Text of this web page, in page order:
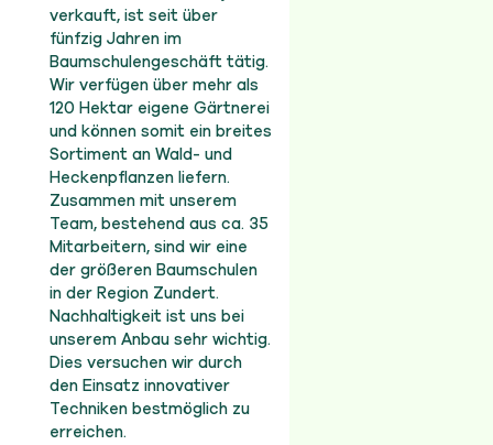
verkauft, ist seit über
fünfzig Jahren im
Baumschulengeschäft tätig.
Wir verfügen über mehr als
120 Hektar eigene Gärtnerei
und können somit ein breites
Sortiment an Wald- und
Heckenpflanzen liefern.
Zusammen mit unserem
Team, bestehend aus ca. 35
Mitarbeitern, sind wir eine
der größeren Baumschulen
in der Region Zundert.
Nachhaltigkeit ist uns bei
unserem Anbau sehr wichtig.
Dies versuchen wir durch
den Einsatz innovativer
Techniken bestmöglich zu
erreichen.